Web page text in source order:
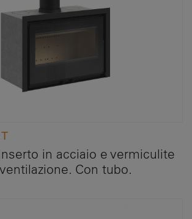
in acciaio e vermiculite
Con tubo.